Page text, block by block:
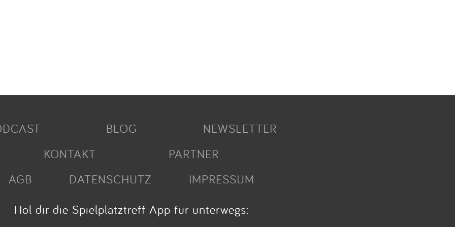
BLOG
NEWSLETTER
KONTAKT
PARTNER
AGB
DATENSCHUTZ
IMPRESSUM
Hol dir die Spielplatztreff App für unterwegs: